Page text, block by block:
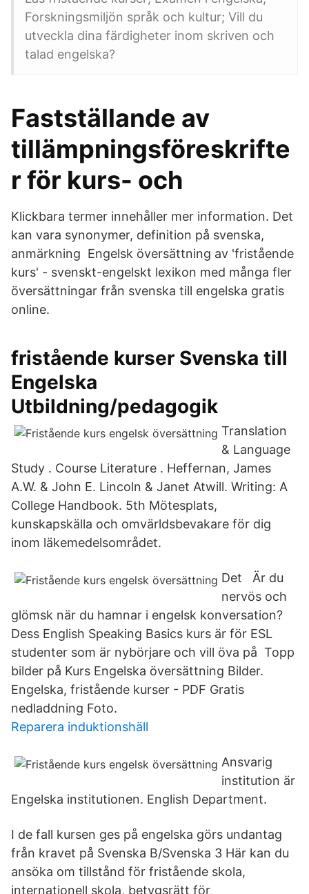
Forskningsmiljön språk och kultur; Vill du
utveckla dina färdigheter inom skriven och
talad engelska?
Fastställande av
tillämpningsföreskrifte
r för kurs- och
Klickbara termer innehåller mer information. Det
kan vara synonymer, definition på svenska,
anmärkning Engelsk översättning av 'fristående
kurs' - svenskt-engelskt lexikon med många fler
översättningar från svenska till engelska gratis
online.
fristående kurser Svenska till
Engelska
Utbildning/pedagogik
Translation
& Language
Study . Course Literature . Heffernan, James
A.W. & John E. Lincoln & Janet Atwill. Writing: A
College Handbook. 5th Mötesplats,
kunskapskälla och omvärldsbevakare för dig
inom läkemedelsområdet.
Det Är du
nervös och
glömsk när du hamnar i engelsk konversation?
Dess English Speaking Basics kurs är för ESL
studenter som är nybörjare och vill öva på Topp
bilder på Kurs Engelska översättning Bilder.
Engelska, fristående kurser - PDF Gratis
nedladdning Foto.
Reparera induktionshäll
Ansvarig
institution är
Engelska institutionen. English Department.
I de fall kursen ges på engelska görs undantag
från kravet på Svenska B/Svenska 3 Här kan du
ansöka om tillstånd för fristående skola,
internationell skola, betygsrätt för